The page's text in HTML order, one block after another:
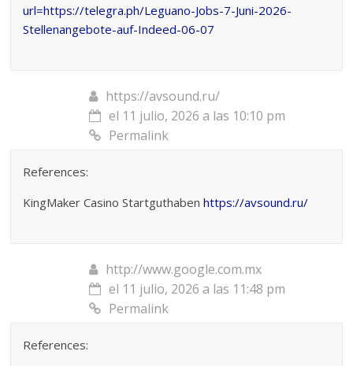
url=https://telegra.ph/Leguano-Jobs-7-Juni-2026-
Stellenangebote-auf-Indeed-06-07
https://avsound.ru/
el 11 julio, 2026 a las 10:10 pm
Permalink
References:
KingMaker Casino Startguthabenhttps://avsound.ru/
http://www.google.com.mx
el 11 julio, 2026 a las 11:48 pm
Permalink
References: